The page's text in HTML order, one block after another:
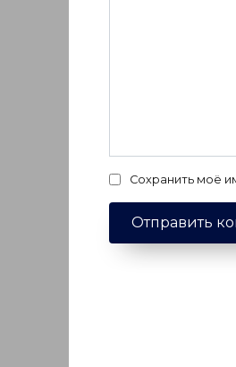
Сохранить моё